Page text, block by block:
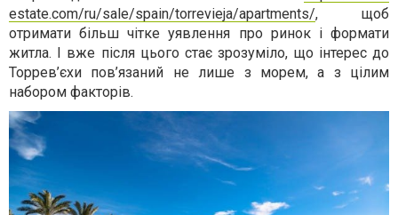
estate.com/ru/sale/spain/torrevieja/apartments/, щоб
отримати більш чітке уявлення про ринок і формати
житла. І вже після цього стає зрозуміло, що інтерес до
Торрев’єхи пов’язаний не лише з морем, а з цілим
набором факторів.